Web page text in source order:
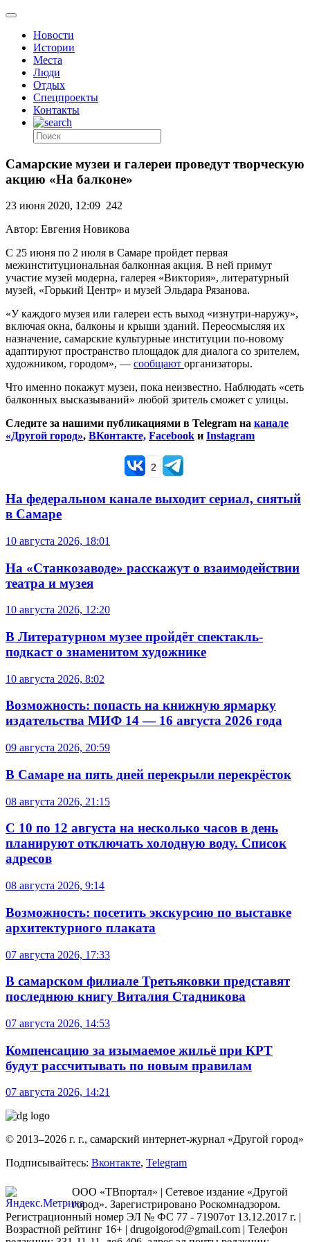
Новости
Истории
Места
Люди
Отдых
Спецпроекты
Контакты
Самарские музеи и галереи проведут творческую
акцию «На балконе»
23 июня 2020, 12:09 242
Автор: Евгения Новикова
С 25 июня по 2 июля в Самаре пройдет первая
межинституциональная балконная акция. В ней примут
участие музей модерна, галерея «Виктория», литературный
музей, «Горький Центр» и музей Эльдара Рязанова.
«У каждого музея или галереи есть выход «изнутри-наружу»,
включая окна, балконы и крыши зданий. Переосмысляя их
назначение, самарские культурные институции по-новому
адаптируют пространство площадок для диалога со зрителем,
художником, городом», — сообщают организаторы.
Что именно покажут музеи, пока неизвестно. Наблюдать «сеть
балконных высказываний» любой зритель сможет с улицы.
Следите за нашими публикациями в Telegram на канале
«Другой город», ВКонтакте, Facebook и Instagram
2
На федеральном канале выходит сериал, снятый
в Самаре
10 августа 2026, 18:01
На «Станкозаводе» расскажут о взаимодействии
театра и музея
10 августа 2026, 12:20
В Литературном музее пройдёт спектакль-
подкаст о знаменитом художнике
10 августа 2026, 8:02
Возможность: попасть на книжную ярмарку
издательства МИФ 14 — 16 августа 2026 года
09 августа 2026, 20:59
В Самаре на пять дней перекрыли перекрёсток
08 августа 2026, 21:15
С 10 по 12 августа на несколько часов в день
планируют отключать холодную воду. Список
адресов
08 августа 2026, 9:14
Возможность: посетить экскурсию по выставке
архитектурного плаката
07 августа 2026, 17:33
В самарском филиале Третьяковки представят
последнюю книгу Виталия Стадникова
07 августа 2026, 14:53
Компенсацию за изымаемое жильё при КРТ
будут рассчитывать по новым правилам
07 августа 2026, 14:21
© 2013–2026 г. г., самарский интернет-журнал «Другой город»
Подписывайтесь: Вконтакте, Telegram
ООО «ТВпортал» | Сетевое издание «Другой
город». Зарегистрировано Роскомнадзором.
Регистрационный номер ЭЛ № ФС 77 - 71907от 13.12.2017 г. |
Возрастной рейтинг 16+ | drugoigorod@gmail.com | Телефон